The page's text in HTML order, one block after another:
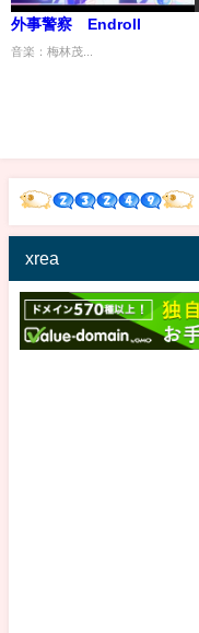
外事警察 Endroll
音楽：梅林茂...
xrea